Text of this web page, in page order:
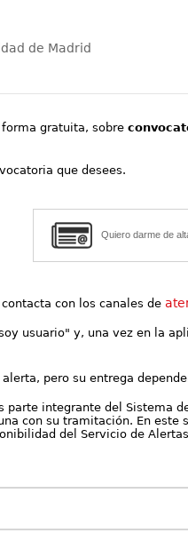
de Madrid
forma gratuita, sobre
que desees.
Quiero darme de
con los canales de
usuario" y, una vez en la
pero su entrega
integrante del Sistema
con su tramitación. En
del Servicio de